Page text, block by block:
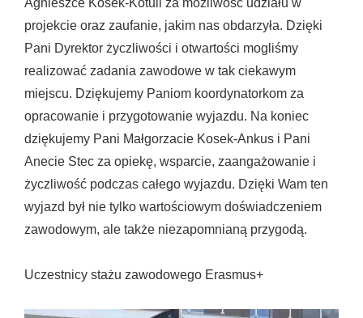
Agnieszce Kosek-Kotuli za możliwość udziału w
projekcie oraz zaufanie, jakim nas obdarzyła. Dzięki
Pani Dyrektor życzliwości i otwartości mogliśmy
realizować zadania zawodowe w tak ciekawym
miejscu. Dziękujemy Paniom koordynatorkom za
opracowanie i przygotowanie wyjazdu. Na koniec
dziękujemy Pani Małgorzacie Kosek-Ankus i Pani
Anecie Stec za opiekę, wsparcie, zaangażowanie i
życzliwość podczas całego wyjazdu. Dzięki Wam ten
wyjazd był nie tylko wartościowym doświadczeniem
zawodowym, ale także niezapomnianą przygodą.
Uczestnicy stażu zawodowego Erasmus+